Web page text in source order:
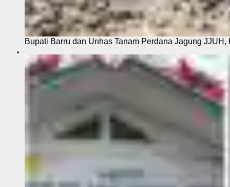
Bupati Barru dan Unhas Tanam Perdana Jagung